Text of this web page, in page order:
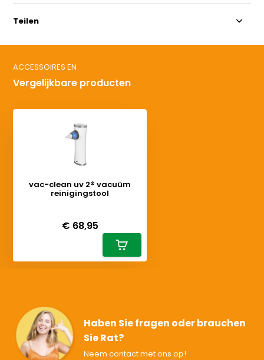
Teilen
ACCESSOIRES EN
Vergelijkbare producten
vac-clean uv 2® vacuüm
reinigingstool
€ 68,95
Haben Sie fragen oder brauchen
Sie Rat?
Neem contact met ons op!